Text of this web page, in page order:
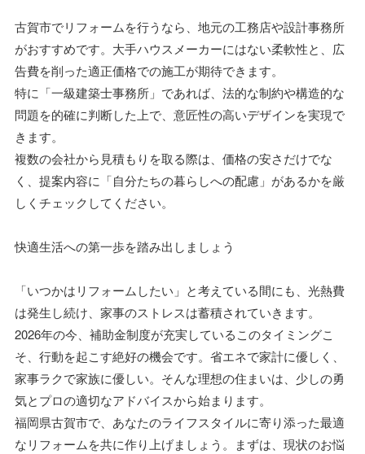
古賀市でリフォームを行うなら、地元の工務店や設計事務所
がおすすめです。大手ハウスメーカーにはない柔軟性と、広
告費を削った適正価格での施工が期待できます。
特に「一級建築士事務所」であれば、法的な制約や構造的な
問題を的確に判断した上で、意匠性の高いデザインを実現で
きます。
複数の会社から見積もりを取る際は、価格の安さだけでな
く、提案内容に「自分たちの暮らしへの配慮」があるかを厳
しくチェックしてください。
快適生活への第一歩を踏み出しましょう
「いつかはリフォームしたい」と考えている間にも、光熱費
は発生し続け、家事のストレスは蓄積されていきます。
2026年の今、補助金制度が充実しているこのタイミングこ
そ、行動を起こす絶好の機会です。省エネで家計に優しく、
家事ラクで家族に優しい。そんな理想の住まいは、少しの勇
気とプロの適切なアドバイスから始まります。
福岡県古賀市で、あなたのライフスタイルに寄り添った最適
なリフォームを共に作り上げましょう。まずは、現状のお悩